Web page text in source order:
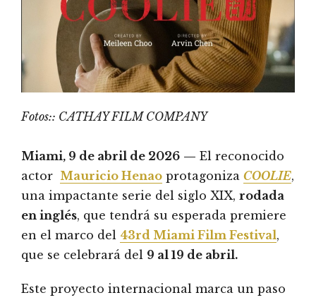
Fotos:: CATHAY FILM COMPANY
Miami, 9 de abril de 2026 — El reconocido
actor Mauricio Henao protagoniza COOLIE,
una impactante serie del siglo XIX, rodada
en inglés, que tendrá su esperada premiere
en el marco del 43rd Miami Film Festival,
que se celebrará del 9 al 19 de abril.
Este proyecto internacional marca un paso